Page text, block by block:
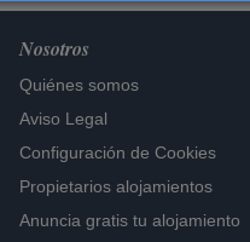
Nosotros
Quiénes somos
Aviso Legal
Configuración de Cookies
Propietarios alojamientos
Anuncia gratis tu alojamiento